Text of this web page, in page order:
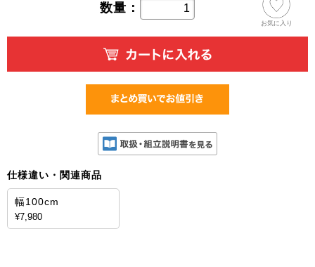
数量：
お気に入り
仕様違い・関連商品
幅100cm
¥7,980